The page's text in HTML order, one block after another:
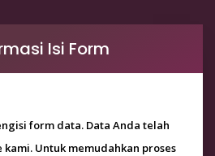
Isi Form
form data. Data Anda telah
Untuk memudahkan proses